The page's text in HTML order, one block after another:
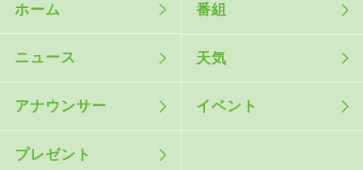
ホーム 番組
ニュース 天気
アナウンサー イベント
プレゼント